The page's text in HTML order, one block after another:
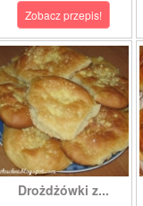
Zobacz przepis!
Drożdżówki z...